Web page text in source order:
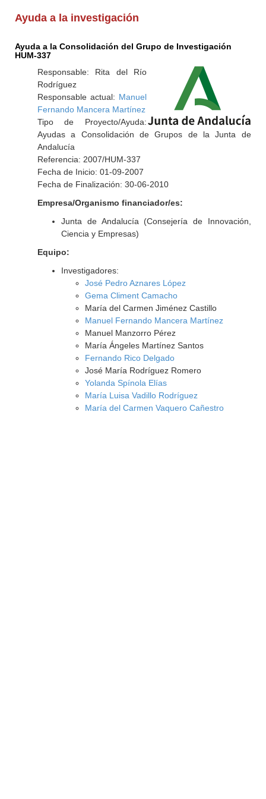
Ayuda a la investigación
Ayuda a la Consolidación del Grupo de Investigación
HUM-337
Responsable: Rita del Río
Rodríguez
Responsable actual: Manuel
Fernando Mancera Martínez
Tipo de Proyecto/Ayuda:
Ayudas a Consolidación de Grupos de la Junta de
Andalucía
Referencia: 2007/HUM-337
Fecha de Inicio: 01-09-2007
Fecha de Finalización: 30-06-2010
Empresa/Organismo financiador/es:
Junta de Andalucía (Consejería de Innovación,
Ciencia y Empresas)
Equipo:
Investigadores:
José Pedro Aznares López
Gema Climent Camacho
María del Carmen Jiménez Castillo
Manuel Fernando Mancera Martínez
Manuel Manzorro Pérez
María Ángeles Martínez Santos
Fernando Rico Delgado
José María Rodríguez Romero
Yolanda Spínola Elías
María Luisa Vadillo Rodríguez
María del Carmen Vaquero Cañestro